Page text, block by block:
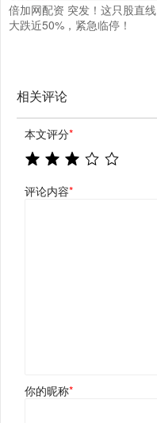
倍加网配资 突发！这只股直线
大跌近50%，紧急临停！
相关评论
本文评分*
评论内容*
你的昵称*